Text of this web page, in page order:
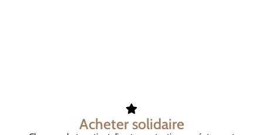
Acheter solidaire